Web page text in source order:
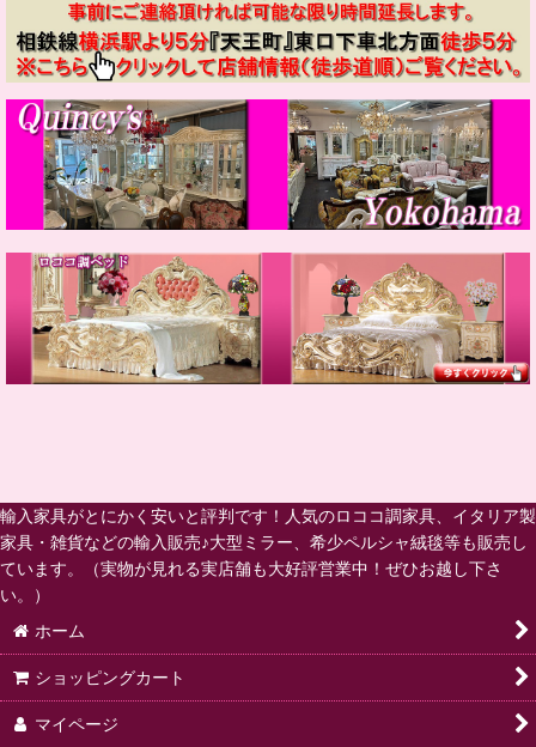
輸入家具がとにかく安いと評判です！人気のロココ調家具、イタリア製
家具・雑貨などの輸入販売♪大型ミラー、希少ペルシャ絨毯等も販売し
ています。（実物が見れる実店舗も大好評営業中！ぜひお越し下さ
い。）
ホーム
ショッピングカート
マイページ